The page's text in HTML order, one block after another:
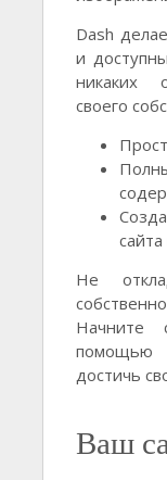
Dash
и
никаких
своего
Не
Начните
помощью
достичь
Ваш